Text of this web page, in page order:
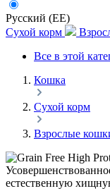
Русский (EE)
Сухой корм
Все в этой
Кошка
Сухой корм
Взрослые